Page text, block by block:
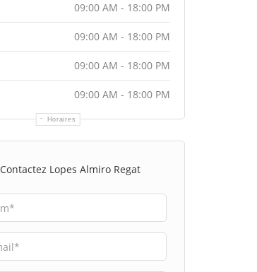
Horaires
09:00 AM - 18:00 PM
09:00 AM - 18:00 PM
09:00 AM - 18:00 PM
09:00 AM - 18:00 PM
Contactez Lopes Almiro Regat